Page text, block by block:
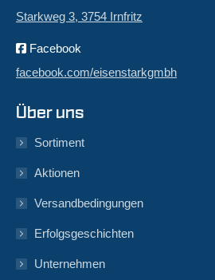
Starkweg 3, 3754 Irnfritz
Facebook
facebook.com/eisenstarkgmbh
Über uns
Sortiment
Aktionen
Versandbedingungen
Erfolgsgeschichten
Unternehmen